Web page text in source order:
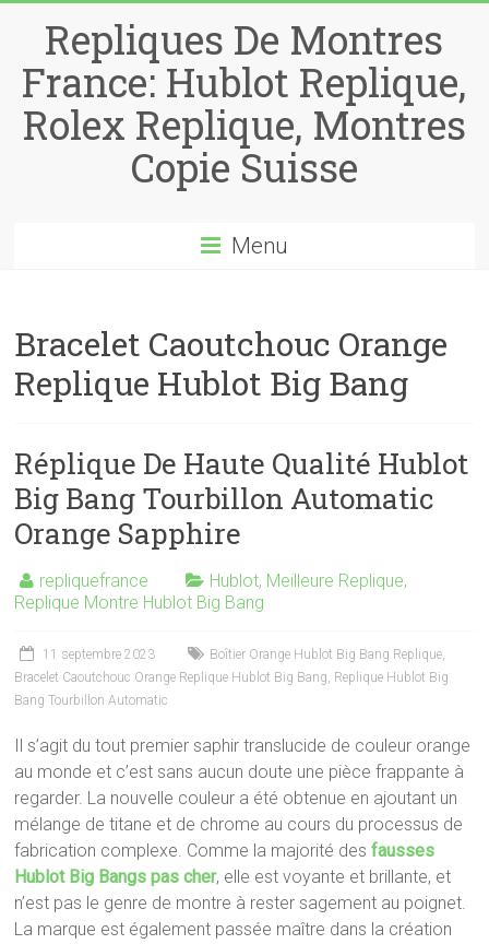
Repliques De Montres
France: Hublot Replique,
Rolex Replique, Montres
Copie Suisse
Menu
Bracelet Caoutchouc Orange
Replique Hublot Big Bang
Réplique De Haute Qualité Hublot
Big Bang Tourbillon Automatic
Orange Sapphire
repliquefrance Hublot, Meilleure Replique,
Replique Montre Hublot Big Bang
11 septembre 2023 Boîtier Orange Hublot Big Bang Replique,
Bracelet Caoutchouc Orange Replique Hublot Big Bang, Replique Hublot Big
Bang Tourbillon Automatic
Il s’agit du tout premier saphir translucide de couleur orange
au monde et c’est sans aucun doute une pièce frappante à
regarder. La nouvelle couleur a été obtenue en ajoutant un
mélange de titane et de chrome au cours du processus de
fabrication complexe. Comme la majorité desfausses
Hublot Big Bangs pas cher, elle est voyante et brillante, et
n’est pas le genre de montre à rester sagement au poignet.
La marque est également passée maître dans la création